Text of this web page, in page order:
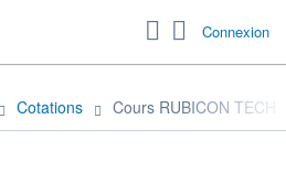
Connexion
Cotations Cours RUBICON TECH